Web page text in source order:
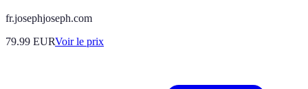
fr.josephjoseph.com
79.99 EURVoir le prix